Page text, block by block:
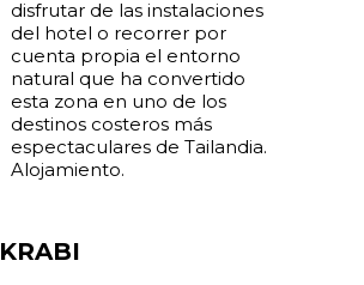
disfrutar de las instalaciones
del hotel o recorrer por
cuenta propia el entorno
natural que ha convertido
esta zona en uno de los
destinos costeros más
espectaculares de Tailandia.
Alojamiento.
KRABI